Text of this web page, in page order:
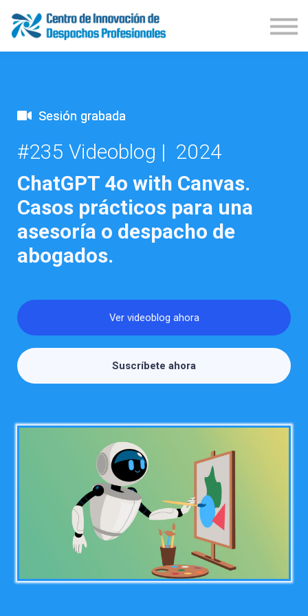
Demos Productos
Congresos
Publicaciones
Sesión grabada
#235 Videoblog | 2024
ChatGPT 4o with Canvas.
Casos prácticos para una
asesoría o despacho de
abogados.
Ver videoblog ahora
Suscríbete ahora